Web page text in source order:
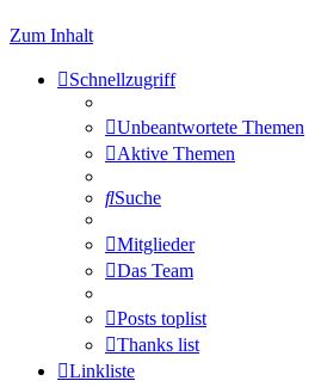
Zum Inhalt
Schnellzugriff
Unbeantwortete Themen
Aktive Themen
Suche
Mitglieder
Das Team
Posts toplist
Thanks list
Linkliste